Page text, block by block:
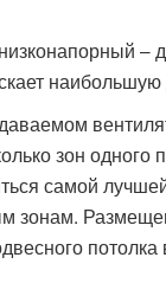
наибольшую
зон одного
самой
зонам.